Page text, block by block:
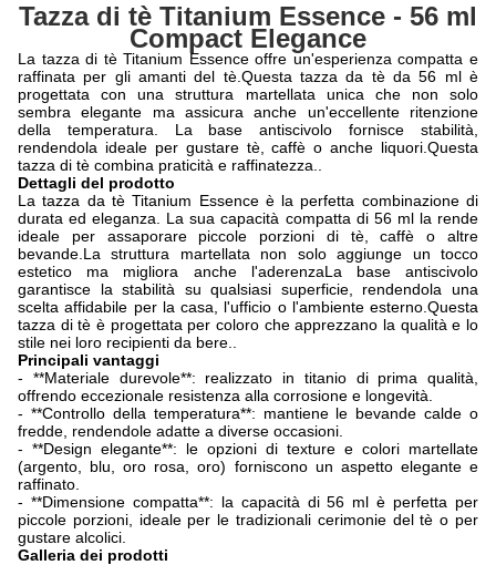
Tazza di tè Titanium Essence - 56 ml
Compact Elegance
La tazza di tè Titanium Essence offre un'esperienza compatta e
raffinata per gli amanti del tè.Questa tazza da tè da 56 ml è
progettata con una struttura martellata unica che non solo
sembra elegante ma assicura anche un'eccellente ritenzione
della temperatura. La base antiscivolo fornisce stabilità,
rendendola ideale per gustare tè, caffè o anche liquori.Questa
tazza di tè combina praticità e raffinatezza..
Dettagli del prodotto
La tazza da tè Titanium Essence è la perfetta combinazione di
durata ed eleganza. La sua capacità compatta di 56 ml la rende
ideale per assaporare piccole porzioni di tè, caffè o altre
bevande.La struttura martellata non solo aggiunge un tocco
estetico ma migliora anche l'aderenzaLa base antiscivolo
garantisce la stabilità su qualsiasi superficie, rendendola una
scelta affidabile per la casa, l'ufficio o l'ambiente esterno.Questa
tazza di tè è progettata per coloro che apprezzano la qualità e lo
stile nei loro recipienti da bere..
Principali vantaggi
- **Materiale durevole**: realizzato in titanio di prima qualità,
offrendo eccezionale resistenza alla corrosione e longevità.
- **Controllo della temperatura**: mantiene le bevande calde o
fredde, rendendole adatte a diverse occasioni.
- **Design elegante**: le opzioni di texture e colori martellate
(argento, blu, oro rosa, oro) forniscono un aspetto elegante e
raffinato.
- **Dimensione compatta**: la capacità di 56 ml è perfetta per
piccole porzioni, ideale per le tradizionali cerimonie del tè o per
gustare alcolici.
Galleria dei prodotti